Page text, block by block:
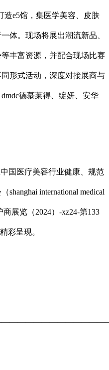
造e5馆，集医学美容、皮肤
体。现场将展出潮流新品、
丰富资源，并配合现场比赛
形式活动，深度对接展商与
德慕莱得、绽妍、安华
国医疗美容行业健康、规范
international medical
商展览（2024）-xz24-第133
彩呈现。